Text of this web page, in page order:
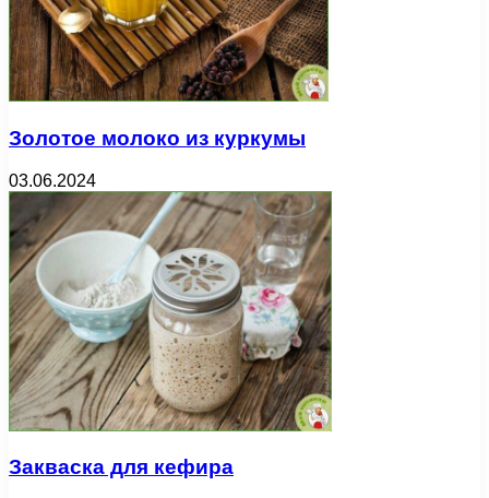
Золотое молоко из куркумы
03.06.2024
Закваска для кефира